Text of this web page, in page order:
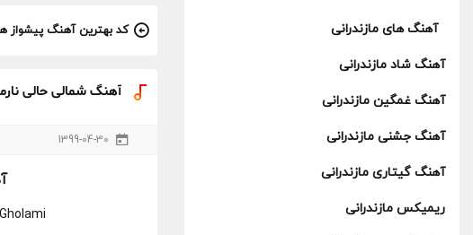
آهنگ های مازندرانی
آهنگ شاد مازندرانی
آهنگ غمگین مازندرانی
آهنگ جشنی مازندرانی
آهنگ گیتاری مازندرانی
ریمیکس مازندرانی
کد بهترین آهنگ پیشواز
آهنگ شمالی حالی
1399-04-30